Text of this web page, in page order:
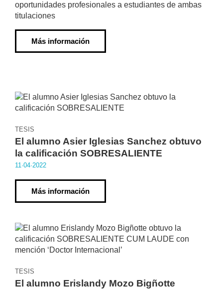
oportunidades profesionales a estudiantes de ambas
titulaciones
Más información
TESIS
El alumno Asier Iglesias Sanchez obtuvo
la calificación SOBRESALIENTE
11·04·2022
Más información
TESIS
El alumno Erislandy Mozo Bigñotte